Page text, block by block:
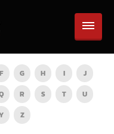
F G H I
J
R S T
U
Z